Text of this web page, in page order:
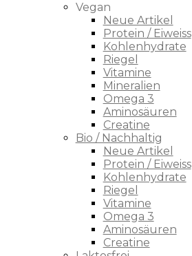
Vegan
Neue Artikel
Protein / Eiweiss
Kohlenhydrate
Riegel
Vitamine
Mineralien
Omega 3
Aminosäuren
Creatine
Bio / Nachhaltig
Neue Artikel
Protein / Eiweiss
Kohlenhydrate
Riegel
Vitamine
Omega 3
Aminosäuren
Creatine